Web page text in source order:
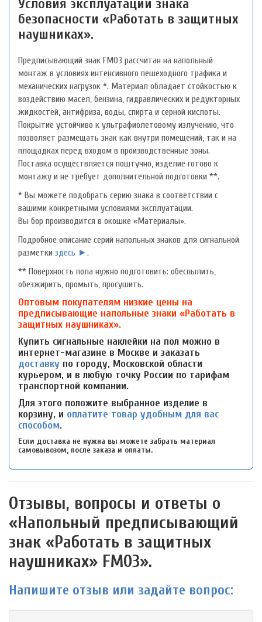
Условия эксплуатации знака
безопасности «Работать в защитных
наушниках».
Предписывающий знак FM03 рассчитан на напольный
монтаж в условиях интенсивного пешеходного трафика и
механических нагрузок *. Материал обладает стойкостью к
воздействию масел, бензина, гидравлических и редукторных
жидкостей, антифриза, воды, спирта и серной кислоты.
Покрытие устойчиво к ультрафиолетовому излучению, что
позволяет размещать знак как внутри помещений, так и на
площадках перед входом в производственные зоны.
Поставка осуществляется поштучно, изделие готово к
монтажу и не требует дополнительной подготовки **.
* Вы можете подобрать серию знака в соответствии с
вашими конкретными условиями эксплуатации.
Вы бор производится в окошке «Материалы».
Подробное описание серий напольных знаков для сигнальной
разметки здесь ►.
** Поверхность пола нужно подготовить: обеспылить,
обезжирить, промыть, просушить.
Оптовым покупателям низкие цены на
предписывающие напольные знаки «Работать в
защитных наушниках».
Купить сигнальные наклейки на пол можно в
интернет-магазине в Москве и заказать
доставку по городу, Московской области
курьером, и в любую точку России по тарифам
транспортной компании.
Для этого положите выбранное изделие в
корзину, и оплатите товар удобным для вас
способом.
Если доставка не нужна вы можете забрать материал
самовывозом, после заказа и оплаты.
Отзывы, вопросы и ответы о
«Напольный предписывающий
знак «Работать в защитных
наушниках» FМ03».
Напишите отзыв или задайте вопрос: